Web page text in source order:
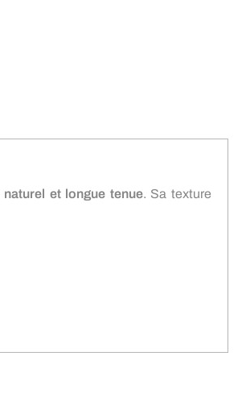
naturel et longue tenue. Sa texture